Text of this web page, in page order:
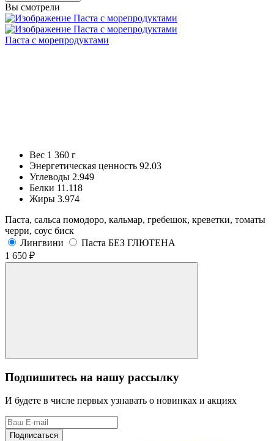
Вы смотрели
Паста с морепродуктами
Вес 1 360 г
Энергетическая ценность 92.03
Углеводы 2.949
Белки 11.118
Жиры 3.974
Паста, сальса помодоро, кальмар, гребешок, креветки, томаты
черри, соус биск
Лингвини
Паста БЕЗ ГЛЮТЕНА
1 650 ₽
Подпишитесь на нашу рассылку
И будете в числе первых узнавать о новинках и акциях
Подписаться